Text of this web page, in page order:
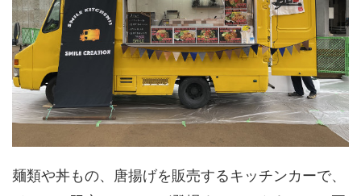
麺類や丼もの、唐揚げを販売するキッチンカーで、